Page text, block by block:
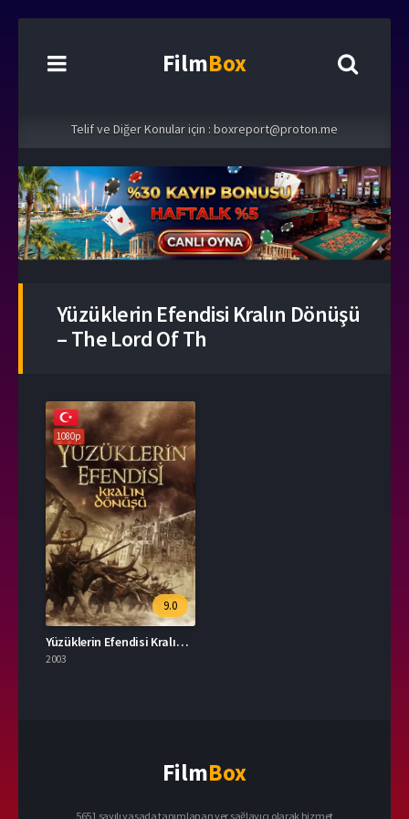
FilmBox
Telif ve Diğer Konular için : boxreport@proton.me
Yüzüklerin Efendisi Kralın Dönüşü
– The Lord Of Th
1080p
9.0
Yüzüklerin Efendisi Kralın Dönüşü 2003 – The Lord of the Rings: The Return of the King 1080p Turkce Dublaj izle
2003
FilmBox
5651 sayılı yasada tanımlanan yer sağlayıcı olarak hizmet